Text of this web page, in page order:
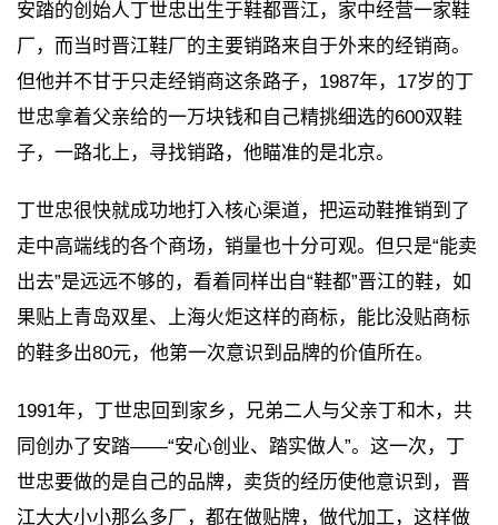
安踏的创始人丁世忠出生于鞋都晋江，家中经营一家鞋
厂，而当时晋江鞋厂的主要销路来自于外来的经销商。
但他并不甘于只走经销商这条路子，1987年，17岁的丁
世忠拿着父亲给的一万块钱和自己精挑细选的600双鞋
子，一路北上，寻找销路，他瞄准的是北京。
丁世忠很快就成功地打入核心渠道，把运动鞋推销到了
走中高端线的各个商场，销量也十分可观。但只是“能卖
出去”是远远不够的，看着同样出自“鞋都”晋江的鞋，如
果贴上青岛双星、上海火炬这样的商标，能比没贴商标
的鞋多出80元，他第一次意识到品牌的价值所在。
1991年，丁世忠回到家乡，兄弟二人与父亲丁和木，共
同创办了安踏——“安心创业、踏实做人”。这一次，丁
世忠要做的是自己的品牌，卖货的经历使他意识到，晋
江大大小小那么多厂，都在做贴牌，做代加工，这样做